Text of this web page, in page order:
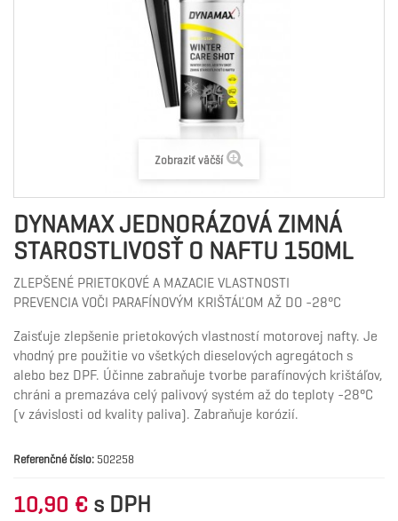
Zobraziť väčší
DYNAMAX JEDNORÁZOVÁ ZIMNÁ
STAROSTLIVOSŤ O NAFTU 150ML
ZLEPŠENÉ PRIETOKOVÉ A MAZACIE VLASTNOSTI
PREVENCIA VOČI PARAFÍNOVÝM KRIŠTÁĽOM AŽ DO -28°C
Zaisťuje zlepšenie prietokových vlastností motorovej nafty. Je
vhodný pre použitie vo všetkých dieselových agregátoch s
alebo bez DPF. Účinne zabraňuje tvorbe parafínových krištáľov,
chráni a premazáva celý palivový systém až do teploty -28°C
(v závislosti od kvality paliva). Zabraňuje korózií.
Referenčné číslo: 502258
10,90 € s DPH